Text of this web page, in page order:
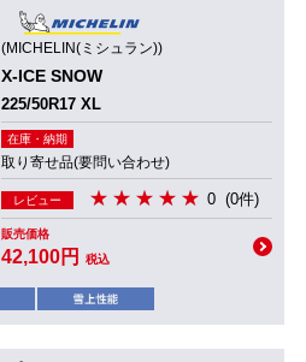
(MICHELIN(ミシュラン))
X-ICE SNOW
225/50R17 XL
在庫・納期
取り寄せ品(要問い合わせ)
レビュー 0 (0件)
販売価格
42,100円 税込